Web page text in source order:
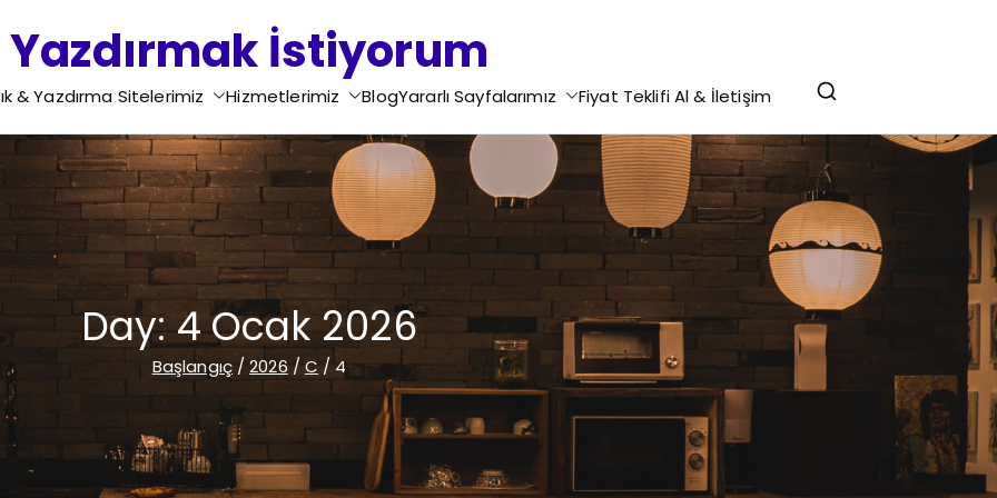
Yazdırmak İstiyorum
Ödev Yazdırma - Tez Yazdırma - Proje Yazdırma - Rapor Yazdırma - Makale Yazdırma - Staj Defteri
& Yazdırma Sitelerimiz Hizmetlerimiz BlogYararlı Sayfalarımız Fiyat Teklifi Al & İletişim
Day:4 Ocak 2026
Başlangıç 2026 C 4